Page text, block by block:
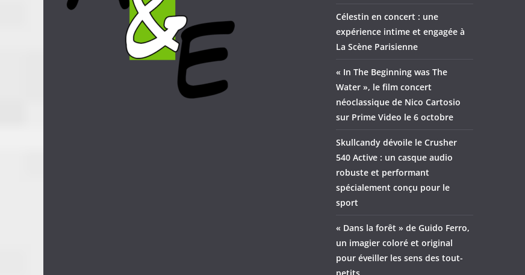
Célestin en concert : une
expérience intime et engagée à
La Scène Parisienne
« In The Beginning was The
Water », le film concert
néoclassique de Nico Cartosio
sur Prime Video le 6 octobre
Skullcandy dévoile le Crusher
540 Active : un casque audio
robuste et performant
spécialement conçu pour le
sport
« Dans la forêt » de Guido Ferro,
un imagier coloré et original
pour éveiller les sens des tout-